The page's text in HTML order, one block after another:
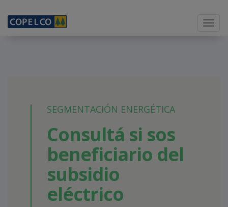
Menu
SEGMENTACIÓN ENERGÉTICA
Consultá si sos
beneficiario del
subsidio
eléctrico